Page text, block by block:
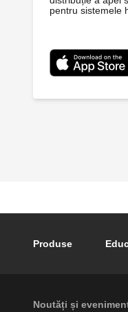
pentru sistemele
Footer
Produse
Noutăți și